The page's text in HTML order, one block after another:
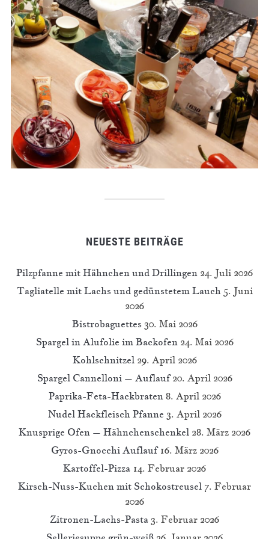
NEUESTE BEITRÄGE
Pilzpfanne mit Hähnchen und Drillingen 24. Juli 2026
Tagliatelle mit Lachs und gedünstetem Lauch 5. Juni
2026
Bistrobaguettes 30. Mai 2026
Spargel in Alufolie im Backofen 24. Mai 2026
Kohlschnitzel 29. April 2026
Spargel Cannelloni – Auflauf 20. April 2026
Paprika-Feta-Hackbraten 8. April 2026
Nudel Hackfleisch Pfanne 3. April 2026
Knusprige Ofen – Hähnchenschenkel 28. März 2026
Gyros-Gnocchi Auflauf 16. März 2026
Kartoffel-Pizza 14. Februar 2026
Kirsch-Nuss-Kuchen mit Schokostreusel 7. Februar
2026
Zitronen-Lachs-Pasta 3. Februar 2026